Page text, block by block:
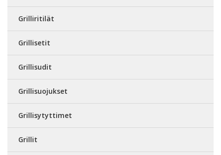
Grilliritilät
Grillisetit
Grillisudit
Grillisuojukset
Grillisytyttimet
Grillit